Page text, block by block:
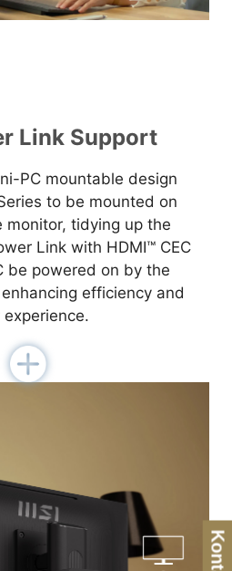
Link Support
PC mountable design
to be mounted on
tidying up the
Link with HDMI™ CEC
be powered on by the
efficiency and
experience.